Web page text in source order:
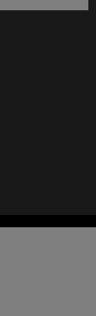
nueva ventana)
nueva ventana)